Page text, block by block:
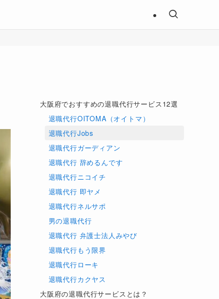
大阪府でおすすめの退職代行サービス12選
退職代行OITOMA（オイトマ）
退職代行Jobs
退職代行ガーディアン
退職代行 辞めるんです
退職代行ニコイチ
退職代行 即ヤメ
退職代行ネルサポ
男の退職代行
退職代行 弁護士法人みやび
退職代行もう限界
退職代行ローキ
退職代行カクヤス
大阪府の退職代行サービスとは？